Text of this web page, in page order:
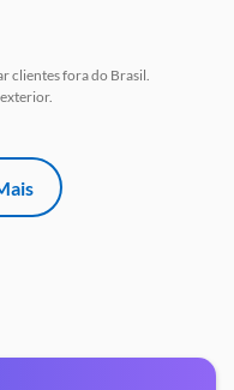
clientes fora do Brasil.